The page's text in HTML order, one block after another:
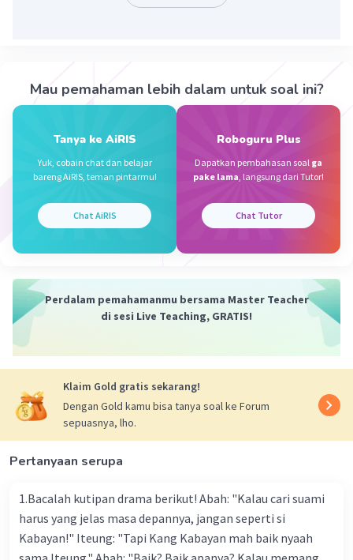
Beri Rating·5.0(1) Balas
24 Januari 2024 11:37
81 cm
Mau pemahaman lebih dalam untuk soal ini?
Tanya ke AiRIS
Yuk, cobain chat dan belajar
bareng AiRIS, teman pintarmu!
Chat AiRIS
Roboguru Plus
Dapatkan pembahasan soal ga
pake lama, langsung dari Tutor!
Chat Tutor
Perdalam pemahamanmu bersama Master Teacher
di sesi Live Teaching, GRATIS!
Klaim Gold gratis sekarang!
Dengan Gold kamu bisa tanya soal ke Forum
sepuasnya, lho.
Pertanyaan serupa
1.Bacalah kutipan drama berikut! Abah: "Kalau cari suami
harus yang jelas masa depannya, jangan seperti si
Kabayan!" Iteung: "Tapi Kang Kabayan mah baik nyaah